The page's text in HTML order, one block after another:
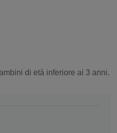
di età inferiore ai 3 anni.